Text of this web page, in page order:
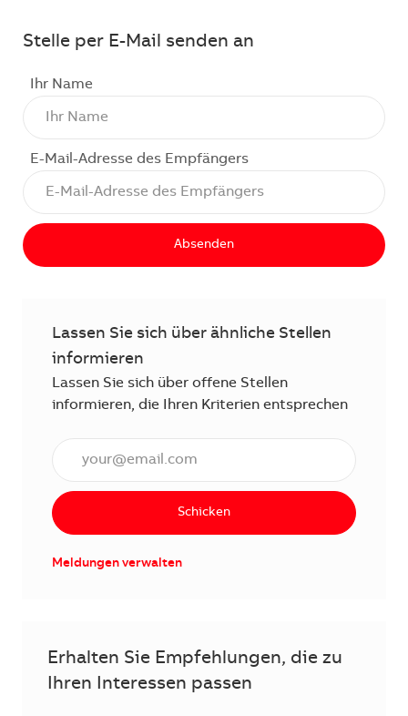
Stelle per E-Mail senden an
Ihr Name
E-Mail-Adresse des Empfängers
Absenden
Lassen Sie sich über ähnliche Stellen
informieren
Lassen Sie sich über offene Stellen
informieren, die Ihren Kriterien entsprechen
Schicken
Meldungen verwalten
Erhalten Sie Empfehlungen, die zu
Ihren Interessen passen